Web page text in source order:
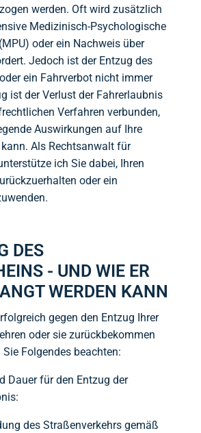
werden. Oft wird zusätzlich
Medizinisch-Psychologische
oder ein Nachweis über
Jedoch ist der Entzug des
ein Fahrverbot nicht immer
ist der Verlust der Fahrerlaubnis
Verfahren verbunden,
Auswirkungen auf Ihre
kann. Als Rechtsanwalt für
ich Sie dabei, Ihren
oder ein
DES
- UND WIE ER
WERDEN KANN
gegen den Entzug Ihrer
oder sie zurückbekommen
Folgendes beachten:
Dauer für den Entzug der
des Straßenverkehrs gemäß